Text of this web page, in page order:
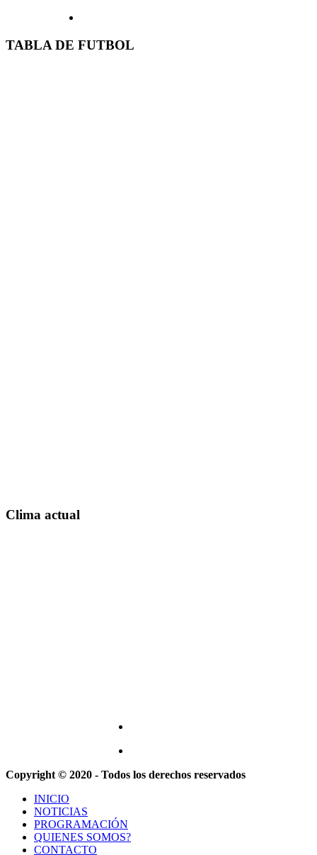
TABLA DE FUTBOL
Clima actual
Copyright © 2020 - Todos los derechos reservados
INICIO
NOTICIAS
PROGRAMACIÓN
QUIENES SOMOS?
CONTACTO